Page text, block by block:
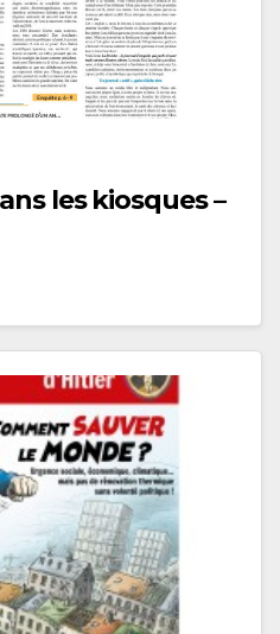
les kiosques –